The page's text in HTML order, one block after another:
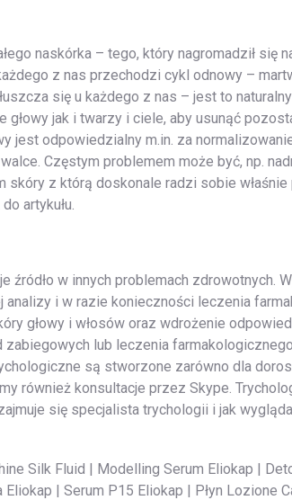
naskórka – tego, który nagromadził się
z nas przechodzi cykl odnowy –
się u każdego z nas – jest to
jak i twarzy i ciele, aby usunąć
jest odpowiedzialny m.in. za
Częstym problemem może być, np.
z którą doskonale radzi sobie właśnie
artykułu.
w innych problemach zdrowotnych.
analizy i w razie konieczności leczenia
głowy i włosów oraz wdrożenie
lub leczenia
są stworzone zarówno dla
również konsultacje przez Skype.
się specjalista trychologii i jak
Silk Fluid | Modelling Serum Eliokap |
| Serum P15 Eliokap | Płyn Lozione